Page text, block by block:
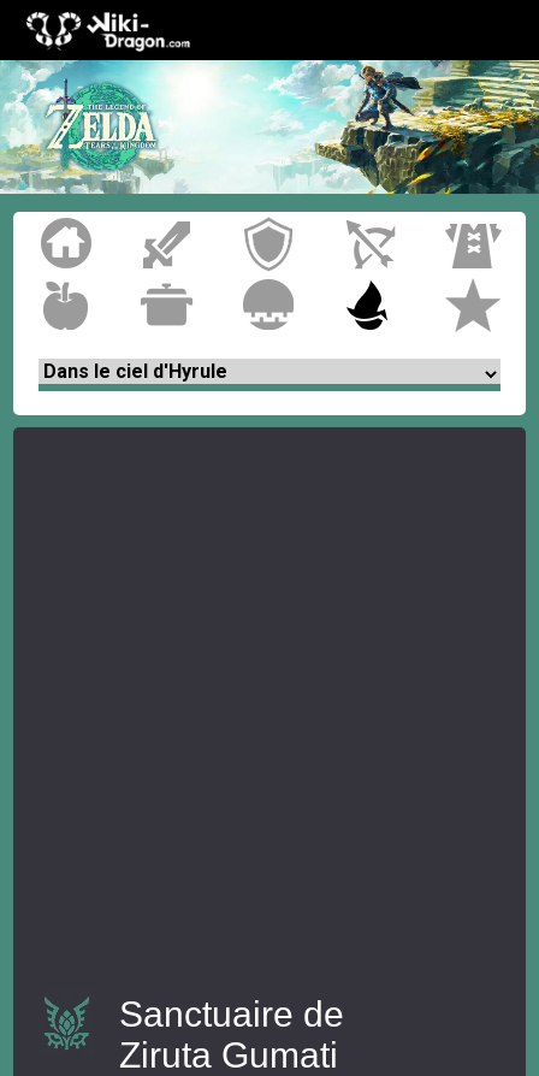
Sanctuaire de
Ziruta Gumati